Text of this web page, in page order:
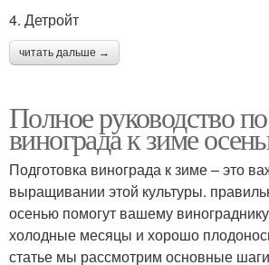
4. Детройт
читать дальше →
Полное руководство
винограда к зиме
Подготовка винограда к зиме – это
выращивании этой культуры.
осенью помогут вашему
холодные месяцы и хорошо
статье мы рассмотрим основные